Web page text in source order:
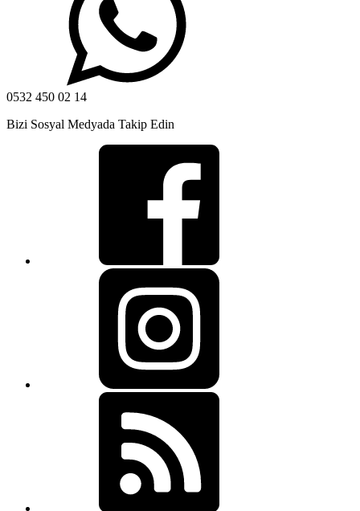
0532 450 02 14
Bizi Sosyal Medyada Takip Edin